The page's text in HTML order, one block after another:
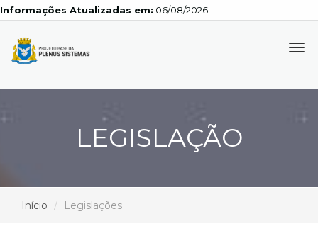
Atualizadas em: 06/08/2026
LEGISLAÇÃO
Início Legislações